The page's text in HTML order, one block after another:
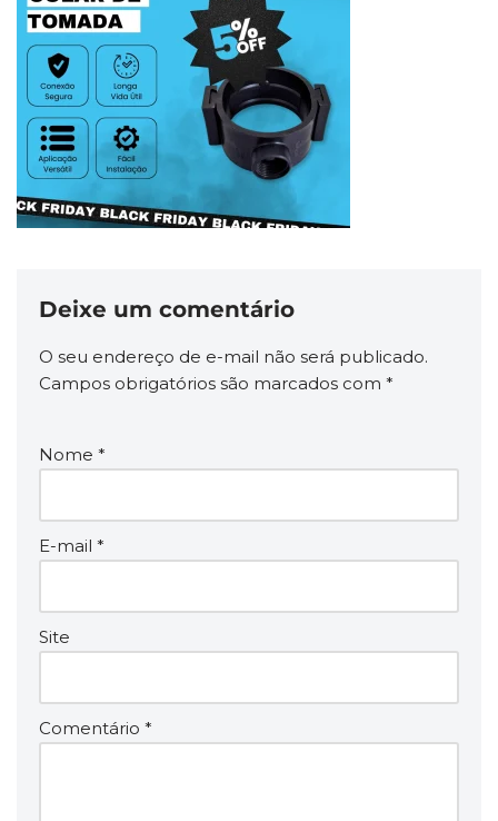
Deixe um comentário
O seu endereço de e-mail não será publicado.
Campos obrigatórios são marcados com *
Nome *
E-mail *
Site
Comentário *